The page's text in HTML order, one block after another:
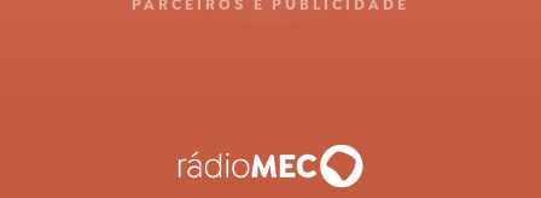
PARCEIROS E PUBLICIDADE